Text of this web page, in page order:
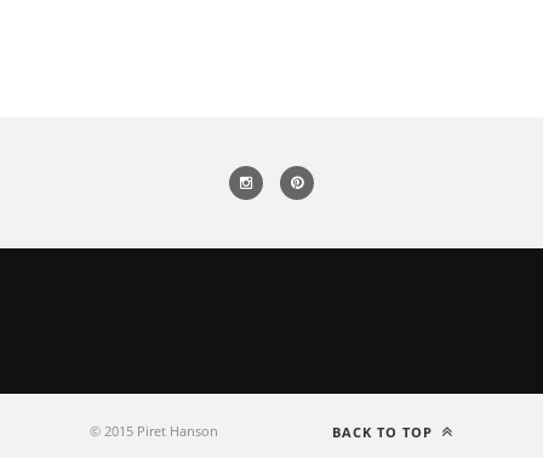
© 2015 Piret Hanson BACK TO TOP